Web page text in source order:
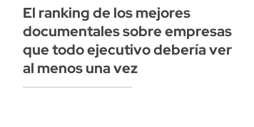
El ranking de los mejores
documentales sobre empresas
que todo ejecutivo debería ver
al menos una vez